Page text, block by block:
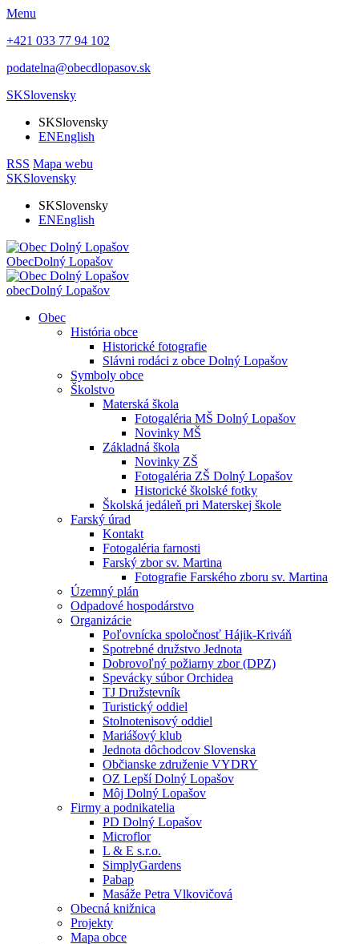
Menu
+421 033 77 94 102
podatelna@obecdlopasov.sk
SKSlovensky
SKSlovensky
ENEnglish
RSS Mapa webu
SKSlovensky
SKSlovensky
ENEnglish
ObecDolný Lopašov
obecDolný Lopašov
Obec
História obce
Historické fotografie
Slávni rodáci z obce Dolný Lopašov
Symboly obce
Školstvo
Materská škola
Fotogaléria MŠ Dolný Lopašov
Novinky MŠ
Základná škola
Novinky ZŠ
Fotogaléria ZŠ Dolný Lopašov
Historické školské fotky
Školská jedáleň pri Materskej škole
Farský úrad
Kontakt
Fotogaléria farnosti
Farský zbor sv. Martina
Fotografie Farského zboru sv. Martina
Územný plán
Odpadové hospodárstvo
Organizácie
Poľovnícka spoločnosť Hájik-Kriváň
Spotrebné družstvo Jednota
Dobrovoľný požiarny zbor (DPZ)
Spevácky súbor Orchidea
TJ Družstevník
Turistický oddiel
Stolnotenisový oddiel
Mariášový klub
Jednota dôchodcov Slovenska
Občianske združenie VYDRY
OZ Lepší Dolný Lopašov
Môj Dolný Lopašov
Firmy a podnikatelia
PD Dolný Lopašov
Microflor
L & E s.r.o.
SimplyGardens
Pabap
Masáže Petra Vlkovičová
Obecná knižnica
Projekty
Mapa obce